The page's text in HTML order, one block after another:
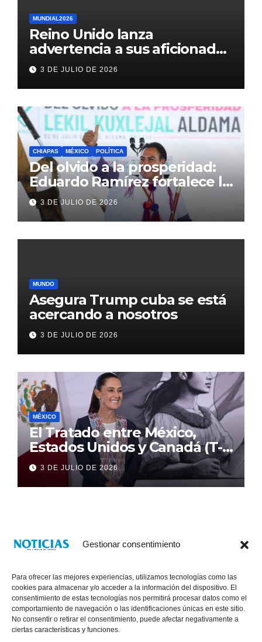
Gestionar consentimiento
Para ofrecer las mejores experiencias, utilizamos tecnologías como las
cookies para almacenar y/o acceder a la información del dispositivo. El
consentimiento de estas tecnologías nos permitirá procesar datos como el
comportamiento de navegación o las identificaciones únicas en este sitio.
No consentir o retirar el consentimiento, puede afectar negativamente a
ciertas características y funciones.
MUNDIAL2026
Reino Unido lanza
advertencia a sus aficionados
antes del México vs
Inglaterra en el Mundial 2026
3 DE JULIO DE 2026
CHIAPAS MÉXICO POLÍTICA
Del olvido a la prosperidad:
Eduardo Ramírez fortalece la
transformación de Aldama
con inversión histórica
3 DE JULIO DE 2026
MUNDO
Asegura Trump cuba se está
acercando a nosotros
3 DE JULIO DE 2026
MÉXICO
El Tratado entre México,
Estados Unidos y Canadá (T-
MEC) se mantiene hasta el
2036: Presidenta Claudia
Sheinbaum
3 DE JULIO DE 2026
® Derechos Reservados 2026|